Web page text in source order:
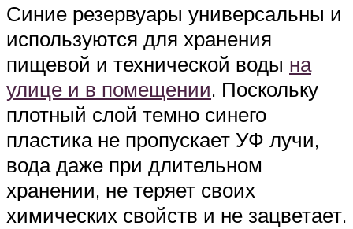
Синие резервуары универсальны и
используются для хранения
пищевой и технической воды на
улице и в помещении. Поскольку
плотный слой темно синего
пластика не пропускает УФ лучи,
вода даже при длительном
хранении, не теряет своих
химических свойств и не зацветает.